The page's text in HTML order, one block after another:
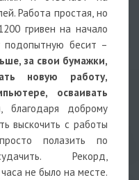
Работа простая, но
гривен на начало
бесит –
за свои бумажки,
новую работу,
осваивать
благодаря доброму
выскочить с работы
полазить по
Рекорд,
не было на месте.